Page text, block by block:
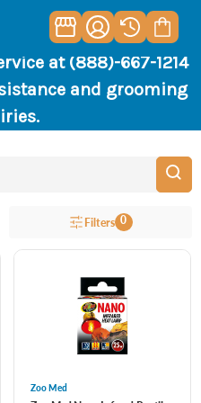
at (888)-667-1214
and grooming
Filters 0
Zoo Med